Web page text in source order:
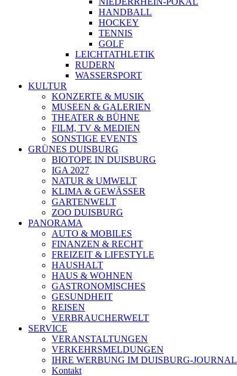
HANDBALL
HOCKEY
TENNIS
GOLF
LEICHTATHLETIK
RUDERN
WASSERSPORT
KULTUR
KONZERTE & MUSIK
MUSEEN & GALERIEN
THEATER & BÜHNE
FILM, TV & MEDIEN
SONSTIGE EVENTS
GRÜNES DUISBURG
BIOTOPE IN DUISBURG
IGA 2027
NATUR & UMWELT
KLIMA & GEWÄSSER
GARTENWELT
ZOO DUISBURG
PANORAMA
AUTO & MOBILES
FINANZEN & RECHT
FREIZEIT & LIFESTYLE
HAUSHALT
HAUS & WOHNEN
GASTRONOMISCHES
GESUNDHEIT
REISEN
VERBRAUCHERWELT
SERVICE
VERANSTALTUNGEN
VERKEHRSMELDUNGEN
IHRE WERBUNG IM DUISBURG-JOURNAL
Kontakt